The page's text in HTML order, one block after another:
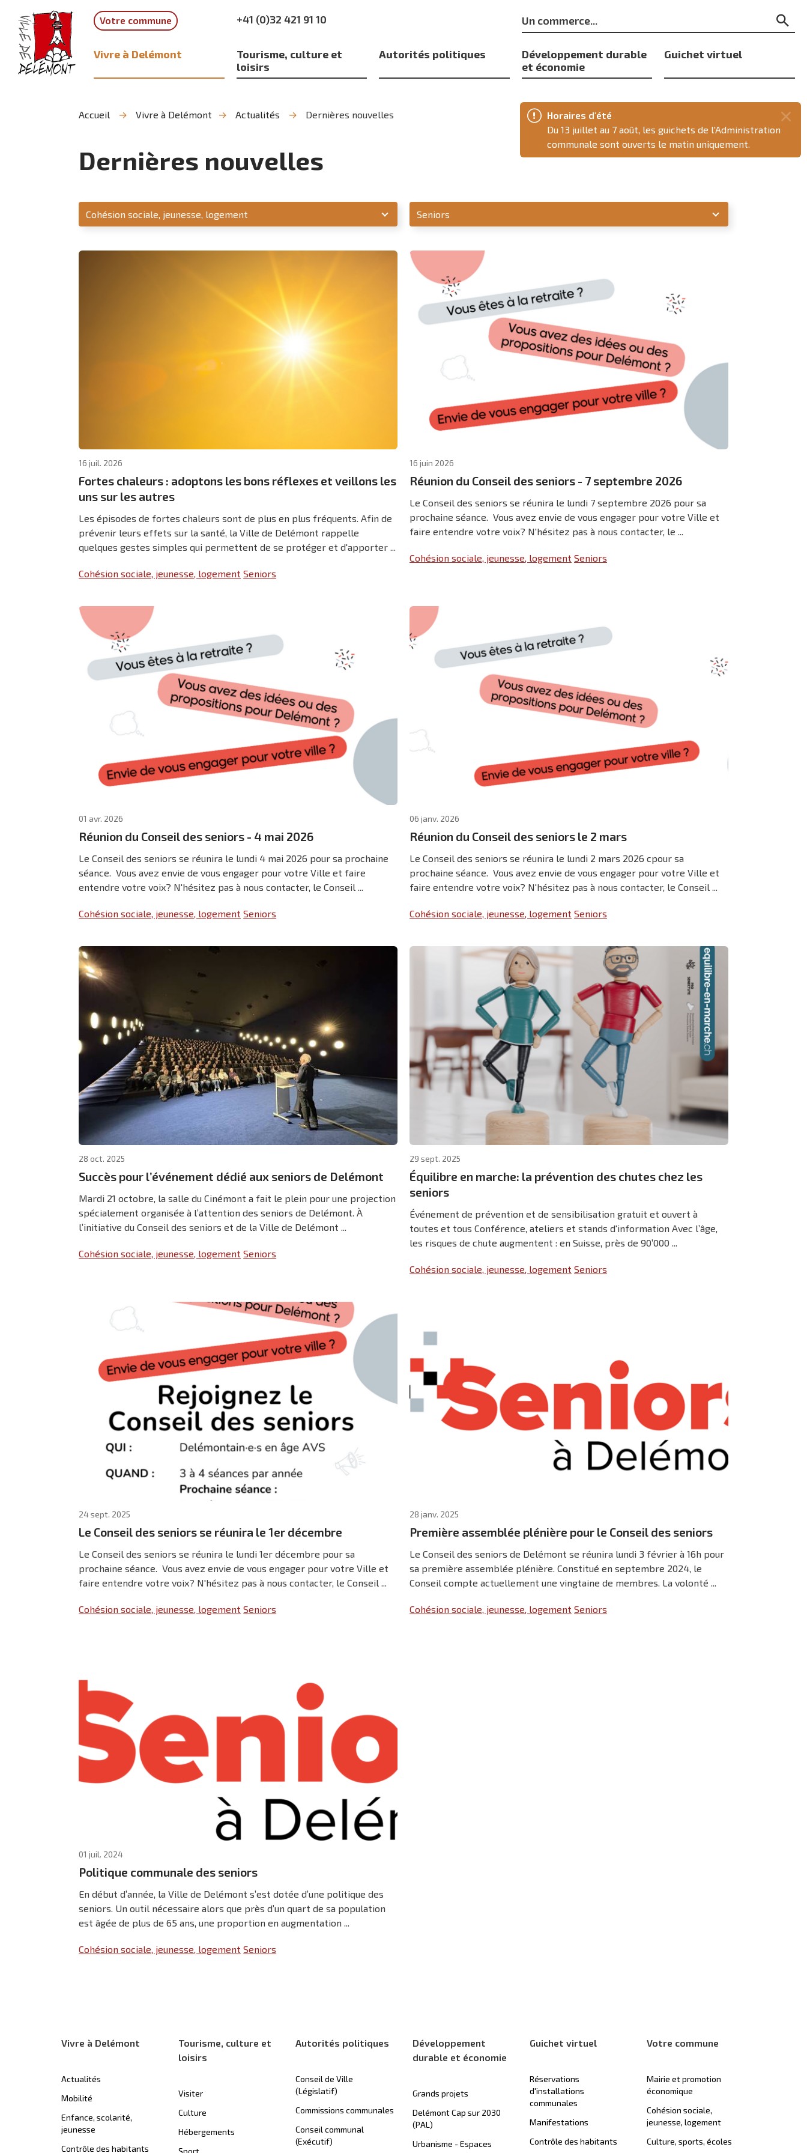
recherche
contenu
navigation
Horaires d'été
Du 13 juillet au 7 août, les guichets de l'Administration
communale sont ouverts le matin uniquement.
Votre commune +41 (0)32 421 91 10
Mots
clés
Vivre à Delémont
Tourisme, culture et
loisirs
Autorités politiques
Développement durable
et économie
Guichet virtuel
Accueil Vivre à Delémont Actualités Dernières nouvelles
Dernières nouvelles
Service Unité
16 juil. 2026
Fortes chaleurs : adoptons les bons réflexes et veillons les
uns sur les autres
Les épisodes de fortes chaleurs sont de plus en plus fréquents. Afin de
prévenir leurs effets sur la santé, la Ville de Delémont rappelle
quelques gestes simples qui permettent de se protéger et d'apporter ...
Cohésion sociale, jeunesse, logement Seniors
16 juin 2026
Réunion du Conseil des seniors - 7 septembre 2026
Le Conseil des seniors se réunira le lundi 7 septembre 2026 pour sa
prochaine séance. Vous avez envie de vous engager pour votre Ville et
faire entendre votre voix? N'hésitez pas à nous contacter, le ...
Cohésion sociale, jeunesse, logement Seniors
01 avr. 2026
Réunion du Conseil des seniors - 4 mai 2026
Le Conseil des seniors se réunira le lundi 4 mai 2026 pour sa prochaine
séance. Vous avez envie de vous engager pour votre Ville et faire
entendre votre voix? N'hésitez pas à nous contacter, le Conseil ...
Cohésion sociale, jeunesse, logement Seniors
06 janv. 2026
Réunion du Conseil des seniors le 2 mars
Le Conseil des seniors se réunira le lundi 2 mars 2026 cpour sa
prochaine séance. Vous avez envie de vous engager pour votre Ville et
faire entendre votre voix? N'hésitez pas à nous contacter, le Conseil ...
Cohésion sociale, jeunesse, logement Seniors
28 oct. 2025
Succès pour l’événement dédié aux seniors de Delémont
Mardi 21 octobre, la salle du Cinémont a fait le plein pour une projection
spécialement organisée à l’attention des seniors de Delémont. À
l’initiative du Conseil des seniors et de la Ville de Delémont ...
Cohésion sociale, jeunesse, logement Seniors
29 sept. 2025
Équilibre en marche: la prévention des chutes chez les
seniors
Événement de prévention et de sensibilisation gratuit et ouvert à
toutes et tous Conférence, ateliers et stands d'information Avec l’âge,
les risques de chute augmentent : en Suisse, près de 90’000 ...
Cohésion sociale, jeunesse, logement Seniors
24 sept. 2025
Le Conseil des seniors se réunira le 1er décembre
Le Conseil des seniors se réunira le lundi 1er décembre pour sa
prochaine séance. Vous avez envie de vous engager pour votre Ville et
faire entendre votre voix? N'hésitez pas à nous contacter, le Conseil ...
Cohésion sociale, jeunesse, logement Seniors
28 janv. 2025
Première assemblée plénière pour le Conseil des seniors
Le Conseil des seniors de Delémont se réunira lundi 3 février à 16h pour
sa première assemblée plénière. Constitué en septembre 2024, le
Conseil compte actuellement une vingtaine de membres. La volonté ...
Cohésion sociale, jeunesse, logement Seniors
01 juil. 2024
Politique communale des seniors
En début d’année, la Ville de Delémont s’est dotée d’une politique des
seniors. Un outil nécessaire alors que près d’un quart de sa population
est âgée de plus de 65 ans, une proportion en augmentation ...
Cohésion sociale, jeunesse, logement Seniors
Vivre à Delémont
Actualités
Mobilité
Enfance, scolarité,
jeunesse
Contrôle des habitants
Tourisme, culture et
loisirs
Visiter
Culture
Hébergements
Sport
Autorités politiques
Conseil de Ville
(Législatif)
Commissions communales
Conseil communal
(Exécutif)
Développement
durable et économie
Grands projets
Delémont Cap sur 2030
(PAL)
Urbanisme - Espaces
Guichet virtuel
Réservations
d'installations
communales
Manifestations
Contrôle des habitants
Votre commune
Mairie et promotion
économique
Cohésion sociale,
jeunesse, logement
Culture, sports, écoles